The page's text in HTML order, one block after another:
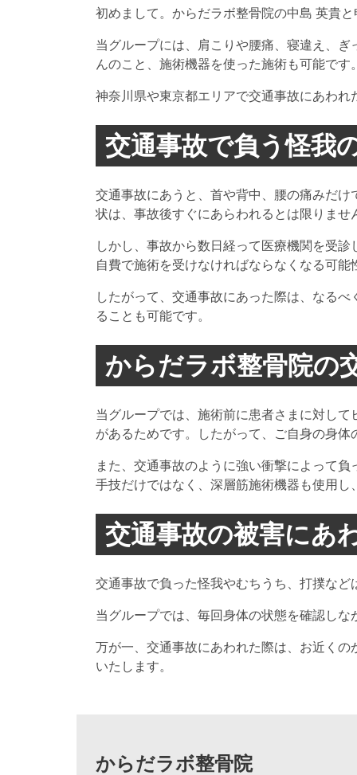
初めまして。からだラボ整骨院の中島 英貴
当グループには、肩こりや腰痛、寝違え、
んのこと、施術機器を使った施術も可能で
神奈川県や東京都エリアで交通事故にあわ
交通事故で負う怪我
交通事故にあうと、首や背中、腰の痛みだ
状は、事故後すぐにあらわれるとは限りま
しかし、事故から数日経って医療機関を受
自費で施術を受けなければならなくなる可能
したがって、交通事故にあった際は、なる
ることも可能です。
からだラボ整骨院の
当グループでは、施術前に患者さまに対し
があるためです。したがって、ご自身の身
また、交通事故のように強い衝撃によって
手技だけではなく、深層筋施術機器も使用し
交通事故の被害にあ
交通事故で負った怪我やむちうち、打撲な
当グループでは、毎回身体の状態を確認し
万が一、交通事故にあわれた際は、お近く
いたします。
からだラボ整骨院